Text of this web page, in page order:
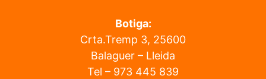
Botiga:
Crta.Tremp 3, 25600
Balaguer – Lleida
Tel – 973 445 839